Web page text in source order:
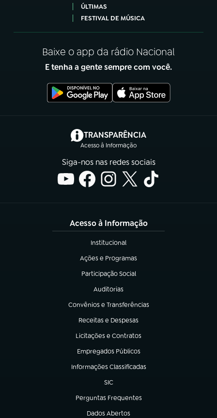
ÚLTIMAS
FESTIVAL DE MÚSICA
Baixe o app da rádio Nacional
E tenha a gente sempre com você.
TRANSPARÊNCIA
Acesso à Informação
(abre em nova aba)
Siga-nos nas redes sociais
Acesso à Informação
Institucional
(abre em nova aba)
Ações e Programas
(abre em nova aba)
Participação Social
(abre em nova aba)
Auditorias
(abre em nova aba)
Convênios e Transferências
(abre em nova aba)
Receitas e Despesas
(abre em nova aba)
Licitações e Contratos
(abre em nova aba)
Empregados Públicos
(abre em nova aba)
Informações Classificadas
(abre em nova aba)
SIC
(abre em nova aba)
Perguntas Frequentes
(abre em nova aba)
Dados Abertos
(abre em nova aba)